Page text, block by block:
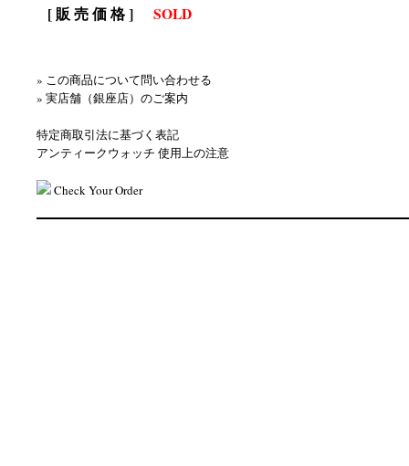
[ 販 売 価 格 ] SOLD
» この商品について問い合わせる
» 実店舗（銀座店）のご案内
特定商取引法に基づく表記
アンティークウォッチ 使用上の注意
Check Your Order